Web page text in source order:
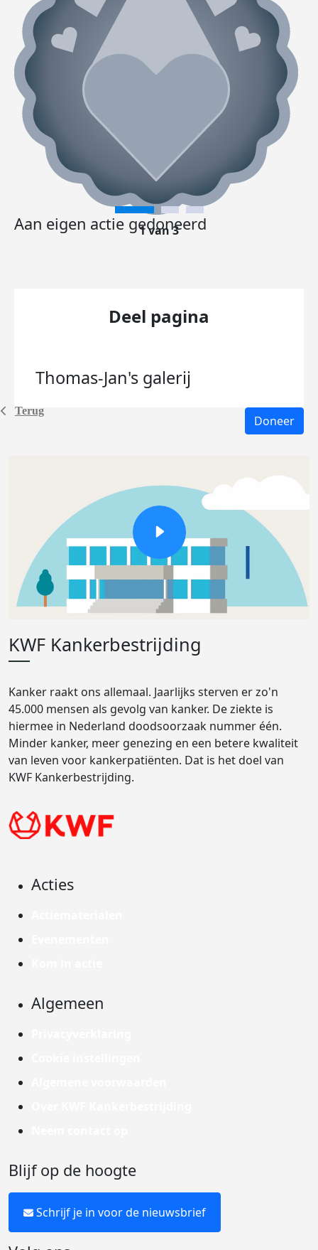
Terug
Aan eigen actie gedoneerd
1 van 3
Deel pagina
Thomas-Jan's galerij
Doneer
KWF Kankerbestrijding
Kanker raakt ons allemaal. Jaarlijks sterven er zo'n
45.000 mensen als gevolg van kanker. De ziekte is
hiermee in Nederland doodsoorzaak nummer één.
Minder kanker, meer genezing en een betere kwaliteit
van leven voor kankerpatiënten. Dat is het doel van
KWF Kankerbestrijding.
Acties
Algemeen
Blijf op de hoogte
Schrijf je in voor de nieuwsbrief